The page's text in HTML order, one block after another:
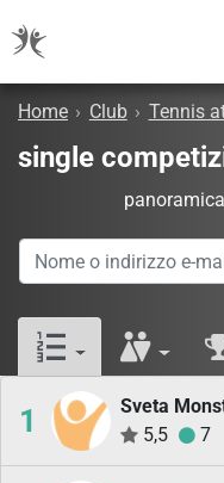
Home › Club › Tennis
single
panoramica
1
Sveta
5,5
7